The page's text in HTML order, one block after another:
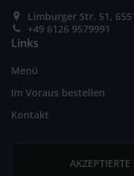
Limburger Str. 51,
+49 6126 9579991
Links
Menü
Im Voraus bestellen
Kontakt